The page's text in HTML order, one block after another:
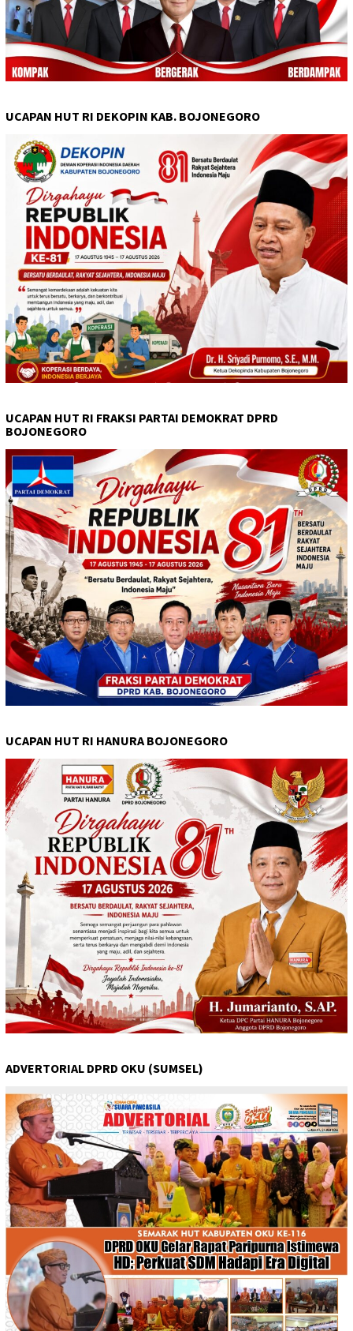
UCAPAN HUT RI DEKOPIN KAB. BOJONEGORO
UCAPAN HUT RI FRAKSI PARTAI DEMOKRAT DPRD
BOJONEGORO
UCAPAN HUT RI HANURA BOJONEGORO
ADVERTORIAL DPRD OKU (SUMSEL)